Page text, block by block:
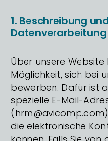
1. Beschreibung
Datenverarbeitung
Über unsere
Möglichkeit, sich bei
bewerben. Dafür ist
spezielle E-Mail-
die elektronische